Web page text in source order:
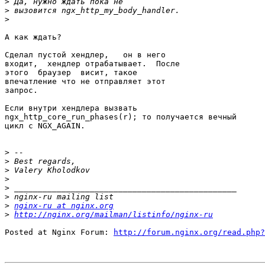
>
>
А как ждать?
Сделал пустой хендлер,   он в него
входит,  хендлер отрабатывает.  После
этого  браузер  висит, такое
впечатление что не отправляет этот
запрос.
Если внутри хендлера вызвать
ngx_http_core_run_phases(r); то получается вечный
цикл с NGX_AGAIN.
>
>
>
>
>
>
> nginx-ru at nginx.org
> http://nginx.org/mailman/listinfo/nginx-ru
Posted at Nginx Forum:
http://forum.nginx.org/